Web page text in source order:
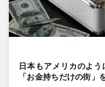
日本もアメリカのよ
「お金持ちだけの街」